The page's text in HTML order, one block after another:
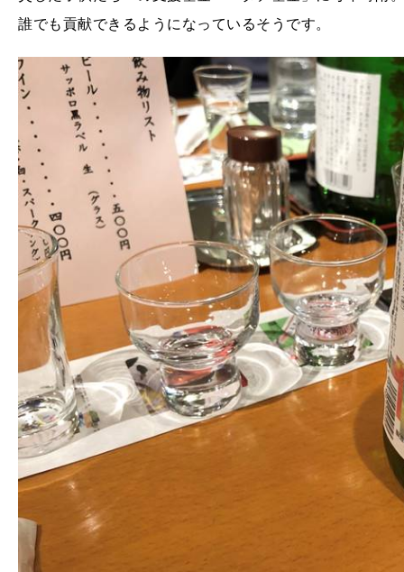
誰でも貢献できるようになっているそうです。